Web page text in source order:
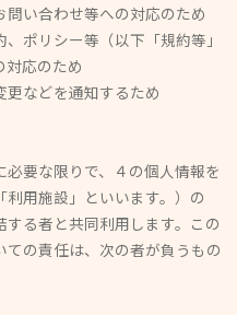
い合わせ等への対応のため
ポリシー等（以下「規約等」
対応のため
などを通知するため
要な限りで、４の個人情報を
用施設」といいます。）の
る者と共同利用します。この
の責任は、次の者が負うもの